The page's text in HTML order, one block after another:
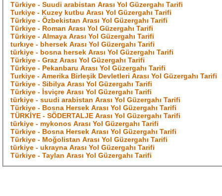
Türkiye - Suudi arabistan Arası Yol Güzergahı Tarifi
Turkiye - Kuzey kutbu Arası Yol Güzergahı Tarifi
Türkiye - Özbekistan Arası Yol Güzergahı Tarifi
Türkiye - Roman Arası Yol Güzergahı Tarifi
Türkiye - Almaya Arası Yol Güzergahı Tarifi
turkıye - bhersek Arası Yol Güzergahı Tarifi
türkiye - bosna hersek Arası Yol Güzergahı Tarifi
Türkiye - Graz Arası Yol Güzergahı Tarifi
Türkiye - Pekanbaru Arası Yol Güzergahı Tarifi
Turkiye - Amerika Birleşik Devletleri Arası Yol Güzergahı Tarifi
Türkiye - Sibilya Arası Yol Güzergahı Tarifi
Türkiye - İsviçre Arası Yol Güzergahı Tarifi
türkiye - suudi arabistan Arası Yol Güzergahı Tarifi
Türkiye - Bosna Hersek Arası Yol Güzergahı Tarifi
TÜRKİYE - SÖDERTALJE Arası Yol Güzergahı Tarifi
türkiye - mykonos Arası Yol Güzergahı Tarifi
Türkiye - Bosna Hersek Arası Yol Güzergahı Tarifi
Türkiye - Moğolistan Arası Yol Güzergahı Tarifi
türkiye - ukrayna Arası Yol Güzergahı Tarifi
Türkiye - Taylan Arası Yol Güzergahı Tarifi